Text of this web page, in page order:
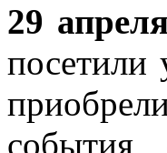
29
посетили
события